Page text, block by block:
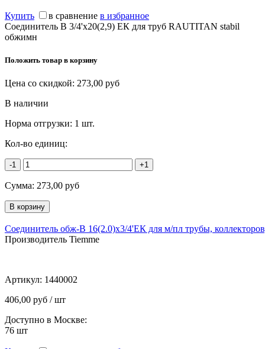
Купить в сравнение в избранное
Соединитель В 3/4'х20(2,9) ЕК для труб RAUTITAN stabil
обжимн
Положить товар в корзину
Цена со скидкой: 273,00 руб
В наличии
Норма отгрузки: 1 шт.
Кол-во единиц:
-1 +1
Сумма: 273,00 руб
Соединитель обж-В 16(2.0)х3/4'ЕК для м/пл трубы,
Производитель Tiemme
Артикул: 1440002
406,00 руб / шт
Доступно в Москве:
76 шт